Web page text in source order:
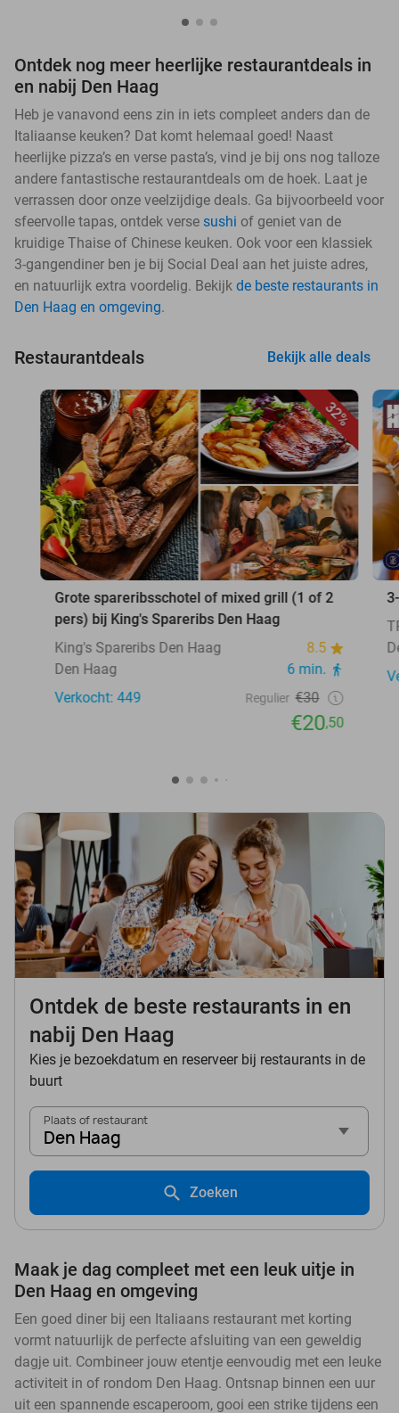
Ontdek nog meer heerlijke restaurantdeals in
en nabij Den Haag
Heb je vanavond eens zin in iets compleet anders dan de
Italiaanse keuken? Dat komt helemaal goed! Naast
heerlijke pizza’s en verse pasta’s, vind je bij ons nog talloze
andere fantastische restaurantdeals om de hoek. Laat je
verrassen door onze veelzijdige deals. Ga bijvoorbeeld voor
sfeervolle tapas, ontdek verse sushi of geniet van de
kruidige Thaise of Chinese keuken. Ook voor een klassiek
3-gangendiner ben je bij Social Deal aan het juiste adres,
en natuurlijk extra voordelig. Bekijk de beste restaurants in
Den Haag en omgeving.
Restaurantdeals Bekijk alle deals
32%
Grote spareribsschotel of mixed grill (1 of 2
pers) bij King's Spareribs Den Haag
King's Spareribs Den Haag
8.5
Den Haag
6 min.
Verkocht: 449
Regulier €30
€20,50
Ontdek de beste restaurants in en
nabij Den Haag
Kies je bezoekdatum en reserveer bij restaurants in de
buurt
Plaats of restaurant
Den Haag
Zoeken
Maak je dag compleet met een leuk uitje in
Den Haag en omgeving
Een goed diner bij een Italiaans restaurant met korting
vormt natuurlijk de perfecte afsluiting van een geweldig
dagje uit. Combineer jouw etentje eenvoudig met een leuke
activiteit in of rondom Den Haag. Ontsnap binnen een uur
uit een spannende escaperoom, gooi een strike tijdens een